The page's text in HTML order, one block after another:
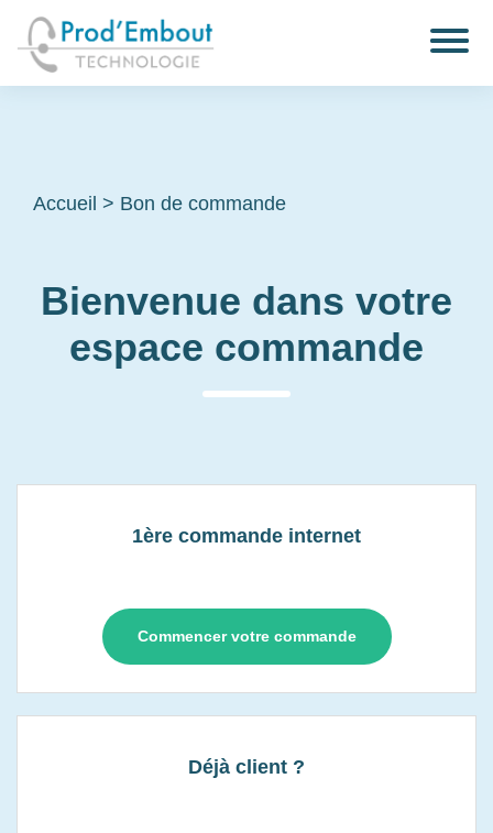
Accueil > Bon de commande
Bienvenue dans votre
espace commande
1ère commande internet
Commencer votre commande
Déjà client ?